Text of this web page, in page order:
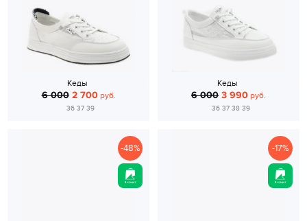
Кеды
6 000 2 700руб.
36 37 39
Кеды
6 000 3 990 руб.
36 37 38 39
-48% -17%